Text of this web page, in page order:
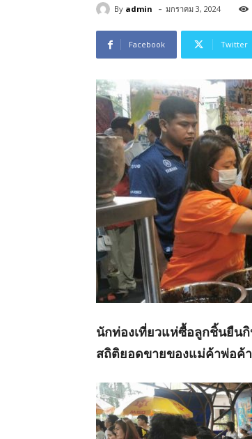
By admin - มกราคม 3, 2024
Facebook Twitter
นักท่องเที่ยวแห่ซื้อลูกชิ้นยืน
สถิติยอดขายของแม่ค้าพ่อค้